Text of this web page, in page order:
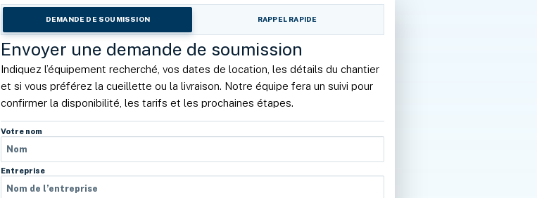
DEMANDE DE SOUMISSION RAPPEL RAPIDE
Envoyer une demande de soumission
Indiquez l’équipement recherché, vos dates de location, les détails du chantier
et si vous préférez la cueillette ou la livraison. Notre équipe fera un suivi pour
confirmer la disponibilité, les tarifs et les prochaines étapes.
Votre nom
Entreprise